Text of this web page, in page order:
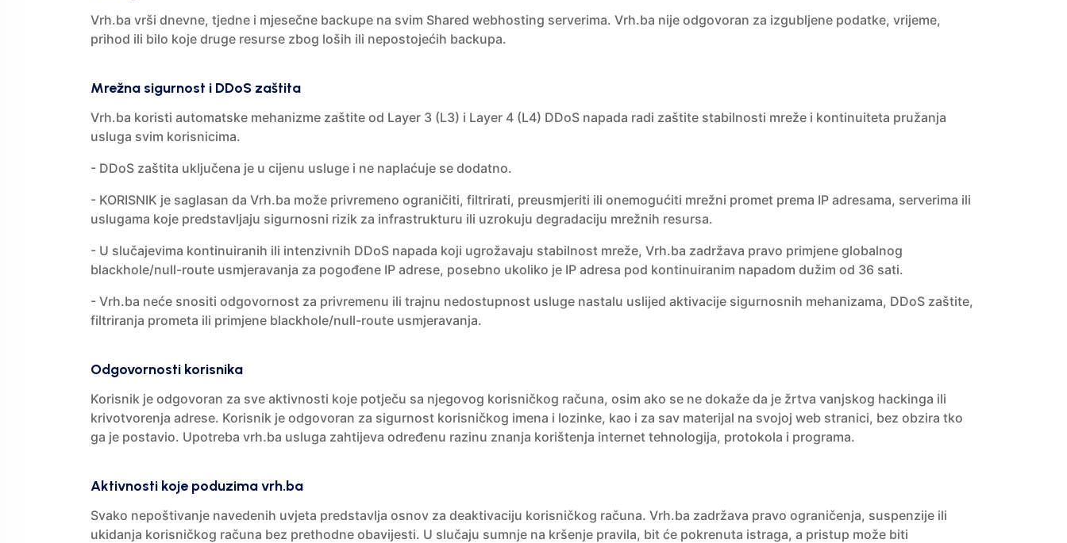
Vrh.ba vrši dnevne, tjedne i mjesečne backupe na svim Shared webhosting serverima. Vrh.ba nije odgovoran za izgubljene podatke, vrijeme,
prihod ili bilo koje druge resurse zbog loših ili nepostojećih backupa.
Mrežna sigurnost i DDoS zaštita
Vrh.ba koristi automatske mehanizme zaštite od Layer 3 (L3) i Layer 4 (L4) DDoS napada radi zaštite stabilnosti mreže i kontinuiteta pružanja
usluga svim korisnicima.
- DDoS zaštita uključena je u cijenu usluge i ne naplaćuje se dodatno.
- KORISNIK je saglasan da Vrh.ba može privremeno ograničiti, filtrirati, preusmjeriti ili onemogućiti mrežni promet prema IP adresama, serverima ili
uslugama koje predstavljaju sigurnosni rizik za infrastrukturu ili uzrokuju degradaciju mrežnih resursa.
- U slučajevima kontinuiranih ili intenzivnih DDoS napada koji ugrožavaju stabilnost mreže, Vrh.ba zadržava pravo primjene globalnog
blackhole/null-route usmjeravanja za pogođene IP adrese, posebno ukoliko je IP adresa pod kontinuiranim napadom dužim od 36 sati.
- Vrh.ba neće snositi odgovornost za privremenu ili trajnu nedostupnost usluge nastalu uslijed aktivacije sigurnosnih mehanizama, DDoS zaštite,
filtriranja prometa ili primjene blackhole/null-route usmjeravanja.
Odgovornosti korisnika
Korisnik je odgovoran za sve aktivnosti koje potječu sa njegovog korisničkog računa, osim ako se ne dokaže da je žrtva vanjskog hackinga ili
krivotvorenja adrese. Korisnik je odgovoran za sigurnost korisničkog imena i lozinke, kao i za sav materijal na svojoj web stranici, bez obzira tko
ga je postavio. Upotreba vrh.ba usluga zahtijeva određenu razinu znanja korištenja internet tehnologija, protokola i programa.
Aktivnosti koje poduzima vrh.ba
Svako nepoštivanje navedenih uvjeta predstavlja osnov za deaktivaciju korisničkog računa. Vrh.ba zadržava pravo ograničenja, suspenzije ili
ukidanja korisničkog računa bez prethodne obavijesti. U slučaju sumnje na kršenje pravila, bit će pokrenuta istraga, a pristup može biti